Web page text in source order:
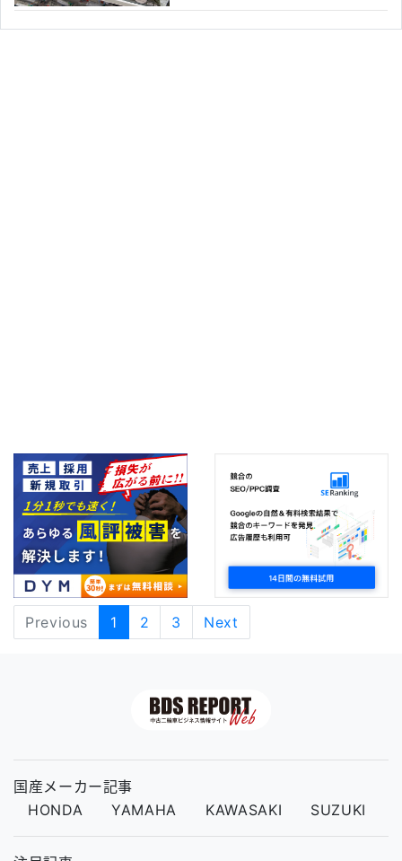
Previous 1 2 3 Next
国産メーカー記事
HONDA
YAMAHA KAWASAKI SUZUKI